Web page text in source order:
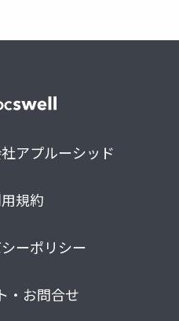
アプルーシッド
規約
ーポリシー
・お問合せ